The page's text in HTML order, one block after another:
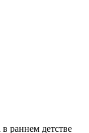
раннем детстве